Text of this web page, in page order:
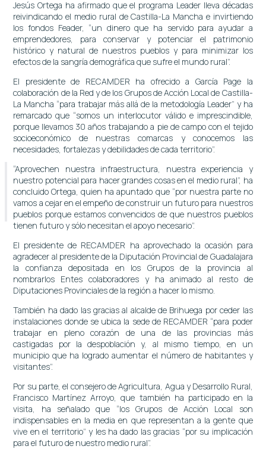
Jesús Ortega ha afirmado que el programa Leader lleva décadas
reivindicando el medio rural de Castilla-La Mancha e invirtiendo
los fondos Feader, “un dinero que ha servido para ayudar a
emprendedores, para conservar y potenciar el patrimonio
histórico y natural de nuestros pueblos y para minimizar los
efectos de la sangría demográfica que sufre el mundo rural”.
El presidente de RECAMDER ha ofrecido a García Page la
colaboración de la Red y de los Grupos de Acción Local de Castilla-
La Mancha “para trabajar más allá de la metodología Leader” y ha
remarcado que “somos un interlocutor válido e imprescindible,
porque llevamos 30 años trabajando a pie de campo con el tejido
socioeconómico de nuestras comarcas y conocemos las
necesidades, fortalezas y debilidades de cada territorio”.
“Aprovechen nuestra infraestructura, nuestra experiencia y
nuestro potencial para hacer grandes cosas en el medio rural”, ha
concluido Ortega, quien ha apuntado que “por nuestra parte no
vamos a cejar en el empeño de construir un futuro para nuestros
pueblos porque estamos convencidos de que nuestros pueblos
tienen futuro y sólo necesitan el apoyo necesario”.
El presidente de RECAMDER ha aprovechado la ocasión para
agradecer al presidente de la Diputación Provincial de Guadalajara
la confianza depositada en los Grupos de la provincia al
nombrarlos Entes colaboradores y ha animado al resto de
Diputaciones Provinciales de la región a hacer lo mismo.
También ha dado las gracias al alcalde de Brihuega por ceder las
instalaciones donde se ubica la sede de RECAMDER “para poder
trabajar en pleno corazón de una de las provincias más
castigadas por la despoblación y, al mismo tiempo, en un
municipio que ha logrado aumentar el número de habitantes y
visitantes”.
Por su parte, el consejero de Agricultura, Agua y Desarrollo Rural,
Francisco Martínez Arroyo, que también ha participado en la
visita, ha señalado que “los Grupos de Acción Local son
indispensables en la media en que representan a la gente que
vive en el territorio” y les ha dado las gracias “por su implicación
para el futuro de nuestro medio rural”.